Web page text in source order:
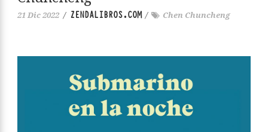
21 Dic 2022 / ZENDALIBROS.COM/ Chen Chuncheng